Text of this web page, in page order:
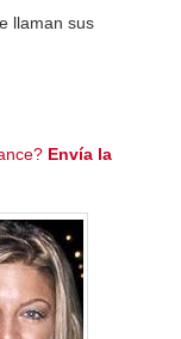
llaman sus
Envía la